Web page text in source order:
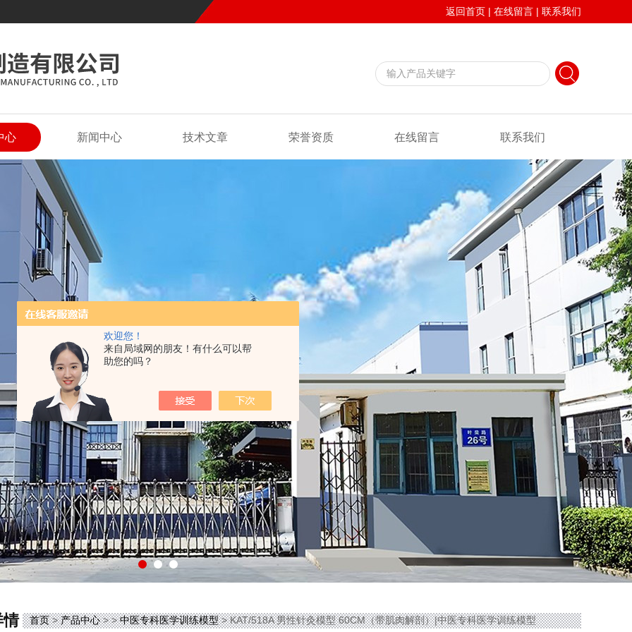
欢迎您！
来自局域网的朋友！有什么可以帮
助您的吗？
返回首页 | 在线留言 | 联系我们
心 新闻中心 技术文章 荣誉资质 在线留言 联系我们
情 首页>产品中心> >中医专科医学训练模型> KAT/518A 男性针灸模型 60CM（带肌肉解剖）|中医专科医学训练模型